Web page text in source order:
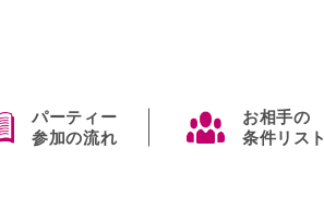
パーティー
参加の流れ
お相手の
条件リスト